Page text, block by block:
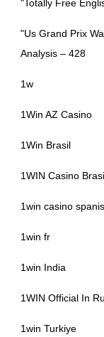
"Totally Free
"Us Grand Prix
Analysis – 428
1w
1Win AZ Casino
1Win Brasil
1WIN Casino
1win casino
1win fr
1win India
1WIN Official In
1win Turkiye